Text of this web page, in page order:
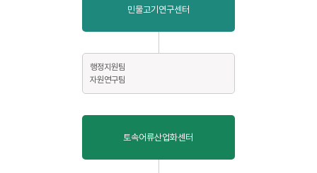
민물고기연구센터
행정지원팀
자원연구팀
토속어류산업화센터